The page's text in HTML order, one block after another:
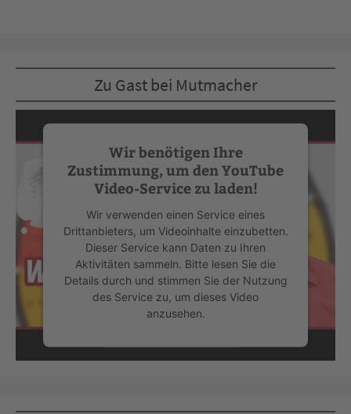
Zu Gast bei Mutmacher
Wir benötigen Ihre
Zustimmung, um den YouTube
Video-Service zu laden!
Wir verwenden einen Service eines
Drittanbieters, um Videoinhalte einzubetten.
Dieser Service kann Daten zu Ihren
Aktivitäten sammeln. Bitte lesen Sie die
Details durch und stimmen Sie der Nutzung
des Service zu, um dieses Video
anzusehen.
Mehr Informationen